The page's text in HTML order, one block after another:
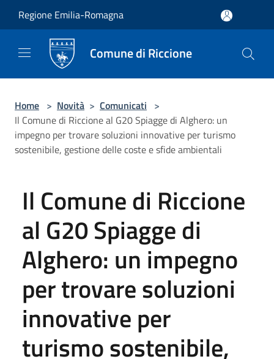
Regione Emilia-Romagna
Comune di Riccione
Home > Novità > Comunicati >
Il Comune di Riccione al G20 Spiagge di Alghero: un
impegno per trovare soluzioni innovative per turismo
sostenibile, gestione delle coste e sfide ambientali
Il Comune di Riccione
al G20 Spiagge di
Alghero: un impegno
per trovare soluzioni
innovative per
turismo sostenibile,